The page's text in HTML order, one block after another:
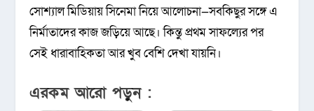
সোশ্যাল মিডিয়ায় সিনেমা নিয়ে আলোচনা—সবকিছুর সঙ্গে এ
নির্মাতাদের কাজ জড়িয়ে আছে। কিন্তু প্রথম সাফল্যের পর
সেই ধারাবাহিকতা আর খুব বেশি দেখা যায়নি।
এরকম আরো পড়ুন :